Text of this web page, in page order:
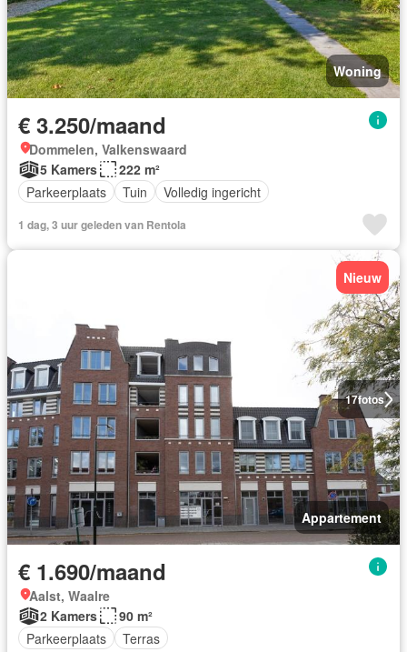
Woning
€ 3.250/maand
Dommelen, Valkenswaard
5 Kamers
222 m²
Parkeerplaats
Tuin Volledig ingericht
1 dag, 3 uur geleden van Rentola
17fotos
Nieuw
Appartement
€ 1.690/maand
Aalst, Waalre
2 Kamers
90 m²
Parkeerplaats
Terras